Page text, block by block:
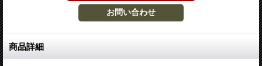
商品詳細